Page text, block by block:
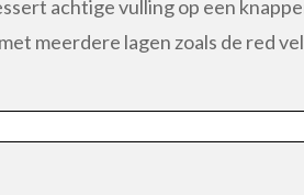
achtige vulling op een
meerdere lagen zoals de red